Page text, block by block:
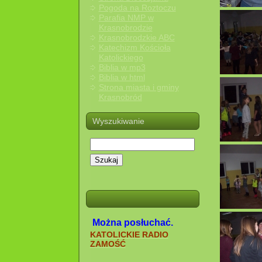
Pogoda na Roztoczu
Parafia NMP w
Krasnobrodzie
Krasnobrodzkie ABC
Katechizm Kościoła
Katolickiego
Biblia w mp3
Biblia w html
Strona miasta i gminy
Krasnobród
Wyszukiwanie
Szukaj
Można posłuchać.
KATOLICKIE RADIO
ZAMOŚĆ